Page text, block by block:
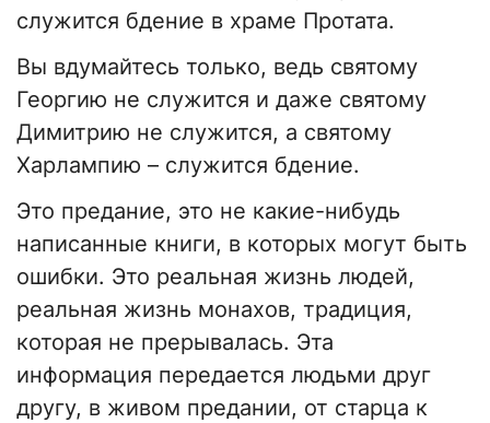
служится бдение в храме Протата.
Вы вдумайтесь только, ведь святому
Георгию не служится и даже святому
Димитрию не служится, а святому
Харлампию – служится бдение.
Это предание, это не какие-нибудь
написанные книги, в которых могут быть
ошибки. Это реальная жизнь людей,
реальная жизнь монахов, традиция,
которая не прерывалась. Эта
информация передается людьми друг
другу, в живом предании, от старца к